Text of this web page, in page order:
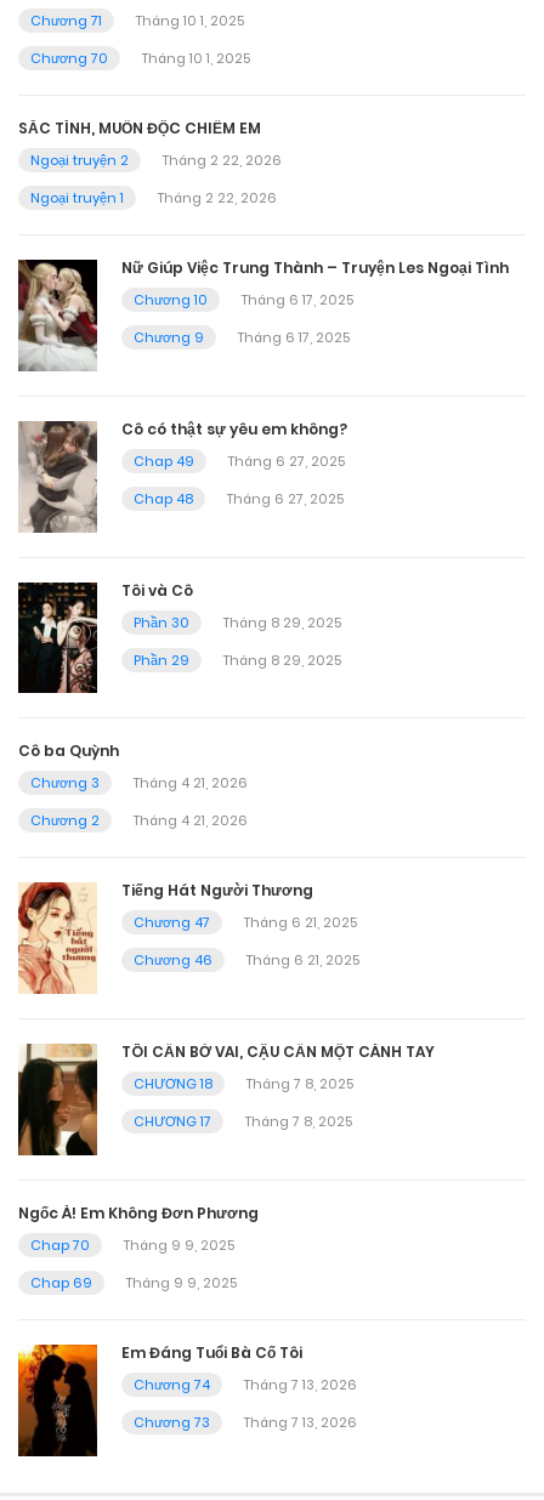
Chương 71
Tháng 10 1, 2025
Chương 70
Tháng 10 1, 2025
SẮC TÌNH, MUỐN ĐỘC CHIẾM EM
Ngoại truyện 2
Tháng 2 22, 2026
Ngoại truyện 1
Tháng 2 22, 2026
Nữ Giúp Việc Trung Thành – Truyện Les Ngoại Tình
Chương 10
Tháng 6 17, 2025
Chương 9
Tháng 6 17, 2025
Cô có thật sự yêu em không?
Chap 49
Tháng 6 27, 2025
Chap 48
Tháng 6 27, 2025
Tôi và Cô
Phần 30
Tháng 8 29, 2025
Phần 29
Tháng 8 29, 2025
Cô ba Quỳnh
Chương 3
Tháng 4 21, 2026
Chương 2
Tháng 4 21, 2026
Tiếng Hát Người Thương
Chương 47
Tháng 6 21, 2025
Chương 46
Tháng 6 21, 2025
TÔI CẦN BỜ VAI, CẬU CẦN MỘT CÁNH TAY
CHƯƠNG 18
Tháng 7 8, 2025
CHƯƠNG 17
Tháng 7 8, 2025
Ngốc À! Em Không Đơn Phương
Chap 70
Tháng 9 9, 2025
Chap 69
Tháng 9 9, 2025
Em Đáng Tuổi Bà Cố Tôi
Chương 74
Tháng 7 13, 2026
Chương 73
Tháng 7 13, 2026